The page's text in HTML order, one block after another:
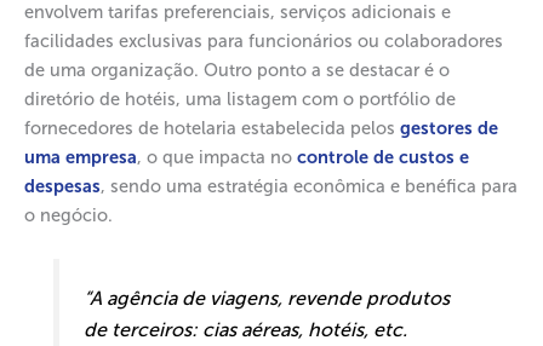
envolvem tarifas preferenciais, serviços adicionais e
facilidades exclusivas para funcionários ou colaboradores
de uma organização. Outro ponto a se destacar é o
diretório de hotéis, uma listagem com o portfólio de
fornecedores de hotelaria estabelecida pelos gestores de
uma empresa, o que impacta no controle de custos e
despesas, sendo uma estratégia econômica e benéfica para
o negócio.
“A agência de viagens, revende produtos
de terceiros: cias aéreas, hotéis, etc.